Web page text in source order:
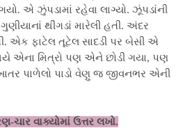
એ ઝુંપડામાં રહેવા લાગ્યો. ઝૂંપડાંની
થીંગડાં મારેલી હતી. અંદર
એક ફાટેલ તૂટેલ સાદડી પર બેસી એ
એના મિત્રો પણ એને છોડી ગયા, પણ
પાળેલો પાડો વેણુ જ જીવનભર એની
ચાર વાક્યોમાં ઉત્તર લખો.